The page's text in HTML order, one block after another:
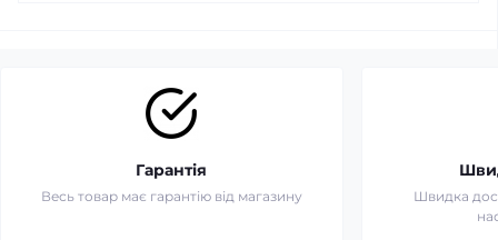
Гарантія
Весь товар має гарантію від магазину
Швидка